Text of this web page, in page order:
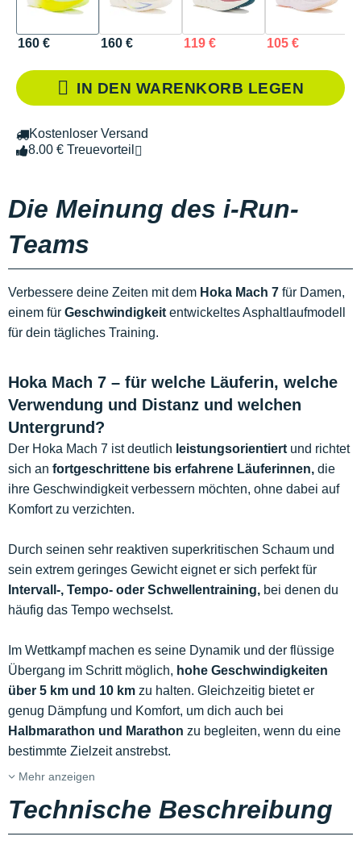
160 € 160 € 119 € 105 €
IN DEN WARENKORB LEGEN
Kostenloser Versand
8.00 € Treuevorteil
Die Meinung des i-Run-
Teams
Verbessere deine Zeiten mit dem Hoka Mach 7 für Damen,
einem für Geschwindigkeit entwickeltes Asphaltlaufmodell
für dein tägliches Training.
Hoka Mach 7 – für welche Läuferin, welche
Verwendung und Distanz und welchen
Untergrund?
Der Hoka Mach 7 ist deutlich leistungsorientiert und richtet
sich an fortgeschrittene bis erfahrene Läuferinnen, die
ihre Geschwindigkeit verbessern möchten, ohne dabei auf
Komfort zu verzichten.
Durch seinen sehr reaktiven superkritischen Schaum und
sein extrem geringes Gewicht eignet er sich perfekt für
Intervall-, Tempo- oder Schwellentraining, bei denen du
häufig das Tempo wechselst.
Im Wettkampf machen es seine Dynamik und der flüssige
Übergang im Schritt möglich, hohe Geschwindigkeiten
über 5 km und 10 km zu halten. Gleichzeitig bietet er
genug Dämpfung und Komfort, um dich auch bei
Halbmarathon und Marathon zu begleiten, wenn du eine
bestimmte Zielzeit anstrebst.
Mehr anzeigen
Technische Beschreibung